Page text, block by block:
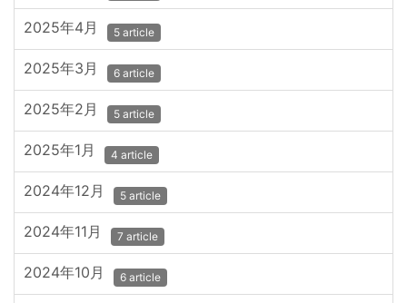
2025年4月 5 article
2025年3月 6 article
2025年2月 5 article
2025年1月 4 article
2024年12月 5 article
2024年11月 7 article
2024年10月 6 article